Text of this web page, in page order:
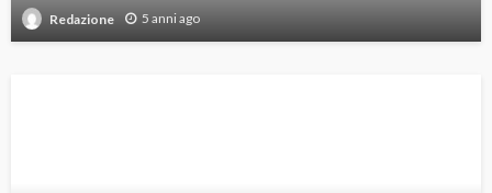
Redazione 5 anni ago